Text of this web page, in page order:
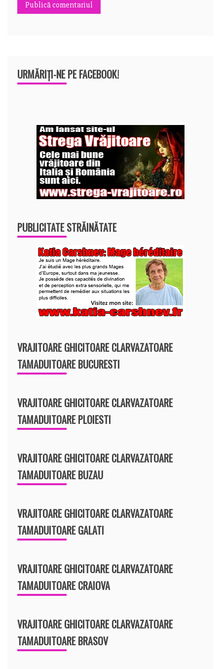
URMĂRIȚI-NE PE FACEBOOK!
PUBLICITATE STRĂINĂTATE
VRAJITOARE GHICITOARE CLARVAZATOARE
TAMADUITOARE BUCURESTI
VRAJITOARE GHICITOARE CLARVAZATOARE
TAMADUITOARE PLOIESTI
VRAJITOARE GHICITOARE CLARVAZATOARE
TAMADUITOARE BUZAU
VRAJITOARE GHICITOARE CLARVAZATOARE
TAMADUITOARE GALATI
VRAJITOARE GHICITOARE CLARVAZATOARE
TAMADUITOARE CRAIOVA
VRAJITOARE GHICITOARE CLARVAZATOARE
TAMADUITOARE BRASOV